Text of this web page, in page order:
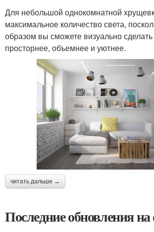
Для небольшой однокомнатной
максимальное количество света,
образом вы сможете визуально сделать
просторнее, объемнее и уютнее.
читать дальше →
Последние обновления на